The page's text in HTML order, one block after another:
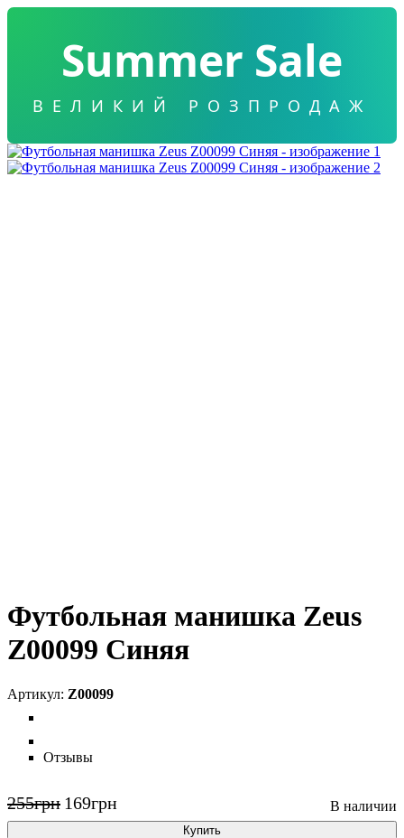
Summer Sale
ВЕЛИКИЙ РОЗПРОДАЖ
Футбольная манишка Zeus
Z00099 Синяя
Z00099
Отзывы
255грн 169грн
Купить